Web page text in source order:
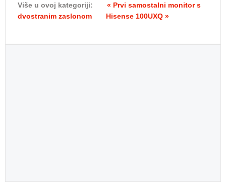
Više u ovoj kategoriji:
« Prvi samostalni monitor s
dvostranim zaslonom
Hisense 100UXQ »